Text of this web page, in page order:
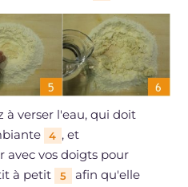
à verser l'eau, qui doit
4 , et
avec vos doigts pour
à petit
5
afin qu'elle